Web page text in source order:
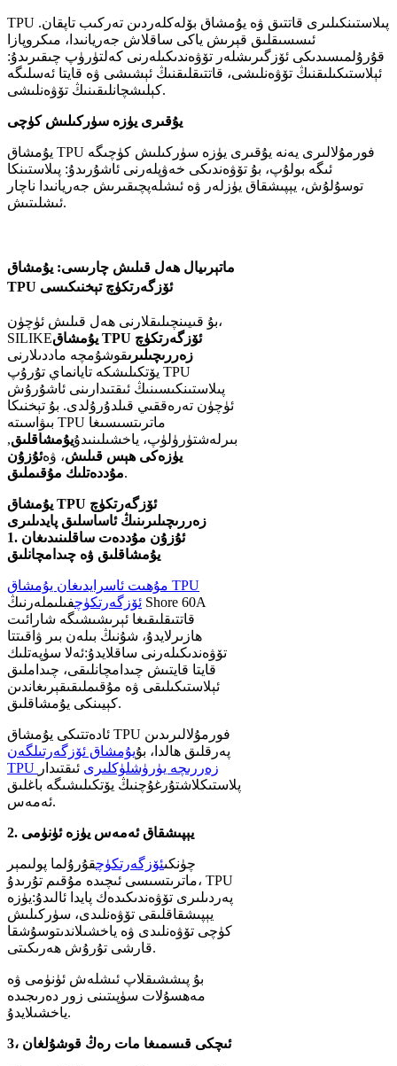
TPU پىلاستىنكىلىرى قاتتىق ۋە يۇمشاق بۆلەكلەردىن تەركىب تاپقان.
ئىسسىقلىق قېرىش ياكى ساقلاش جەريانىدا، مىكروپازا
قۇرۇلمىسىدىكى ئۆزگىرىشلەر تۆۋەندىكىلەرنى كەلتۈرۈپ چىقىرىدۇ:
ئېلاستىكىلىقنىڭ تۆۋەنلىشى، قاتتىقلىقنىڭ ئېشىشى ۋە قايتا ئەسلىگە
كېلىشچانلىقىنىڭ تۆۋەنلىشى.
يۇقىرى يۈزە سۈركىلىش كۈچى
يۇمشاق TPU فورمۇلالىرى يەنە يۇقىرى يۈزە سۈركىلىش كۈچىگە
ئىگە بولۇپ، بۇ تۆۋەندىكى خەۋپلەرنى ئاشۇرىدۇ: پىلاستىنكا
توسۇلۇش، يېپىشقاق يۈزلەر ۋە ئىشلەپچىقىرىش جەريانىدا ناچار
ئىشلىتىش.
ماتېرىيال ھەل قىلىش چارىسى: يۇمشاق
TPU ئۆزگەرتكۈچ تېخنىكىسى
بۇ قىيىنچىلىقلارنى ھەل قىلىش ئۈچۈن،
SILIKEيۇمشاق TPU ئۆزگەرتكۈچ
زەررىچىلىرىقوشۇمچە ماددىلارنى
يۆتكىلىشكە تايانماي تۇرۇپ TPU
پىلاستىنكىسىنىڭ ئىقتىدارىنى ئاشۇرۇش
ئۈچۈن تەرەققىي قىلدۇرۇلدى. بۇ تېخنىكا
بىۋاسىتە TPU ماترىتسىسىغا
بىرلەشتۈرۈلۈپ، ياخشىلىنىدۇيۇمشاقلىق,
يۈزەكى ھېس قىلىش، ۋەئۇزۇن
مۇددەتلىك مۇقىملىق.
يۇمشاق TPU ئۆزگەرتكۈچ
زەررىچىلىرىنىڭ ئاساسلىق پايدىلىرى
1. ئۇزۇن مۇددەت ساقلىنىدىغان
يۇمشاقلىق ۋە چىدامچانلىق
مۇھىت ئاسرايدىغان يۇمشاق TPU
ئۆزگەرتكۈچفىلىملەرنىڭ Shore 60A
قاتتىقلىقىغا ئېرىشىشىگە شارائىت
ھازىرلايدۇ، شۇنىڭ بىلەن بىر ۋاقىتتا
تۆۋەندىكىلەرنى ساقلايدۇ:ئەلا سۈپەتلىك
قايتا قايتىش چىدامچانلىقى، چىداملىق
ئېلاستىكىلىقى ۋە مۇقىملىقىقېرىغاندىن
كېيىنكى يۇمشاقلىق.
ئادەتتىكى يۇمشاق TPU فورمۇلالىرىدىن
پەرقلىق ھالدا، بۇيۇمشاق ئۆزگەرتىلگەن
TPU زەررىچە يۈرۈشلۈكلىرى ئىقتىدار
پلاستىكلاشتۇرغۇچنىڭ يۆتكىلىشىگە باغلىق
ئەمەس.
2. يېپىشقاق ئەمەس يۈزە ئۈنۈمى
چۈنكىئۆزگەرتكۈچقۇرۇلما پولىمېر
ماترىتسىسى ئىچىدە مۇقىم تۇرىدۇ، TPU
پەردىلىرى تۆۋەندىكىدەك پايدا ئالىدۇ:يۈزە
يېپىشقاقلىقى تۆۋەنلىدى، سۈركىلىش
كۈچى تۆۋەنلىدى ۋە ياخشىلاندىتوسۇشقا
قارشى تۇرۇش ھەرىكىتى.
بۇ پىششىقلاپ ئىشلەش ئۈنۈمى ۋە
مەھسۇلات سۈپىتىنى زور دەرىجىدە
ياخشىلايدۇ.
3، ئىچكى قىسمىغا مات رەڭ قوشۇلغان